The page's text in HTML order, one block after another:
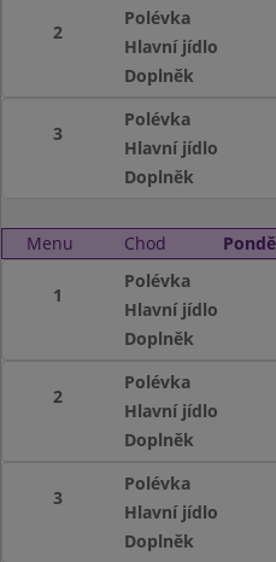
2
Polévka
Hlavní jídlo
Doplněk
3
Polévka
Hlavní jídlo
Doplněk
Menu Chod
1
Polévka
Hlavní jídlo
Doplněk
2
Polévka
Hlavní jídlo
Doplněk
3
Polévka
Hlavní jídlo
Doplněk